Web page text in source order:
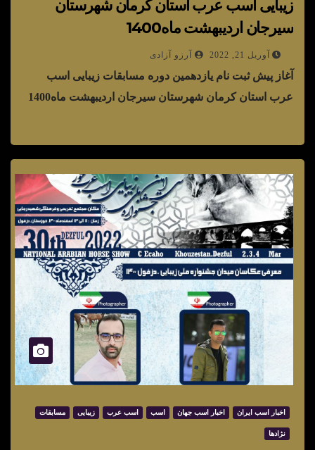
زیبایی اسب عرب استان کرمان شهرستان
سیرجان اردیبهشت ماه1400
آوریل 21, 2022 آرزو آزادی
آغاز پیش ثبت نام یازدهمین دوره مسابقات زیبایی اسب
عرب استان کرمان شهرستان سیرجان اردیبهشت ماه1400
اخبار اسب ایران اخبار اسب جهان اسب اسب عرب زیبایی مسابقات
نژادها